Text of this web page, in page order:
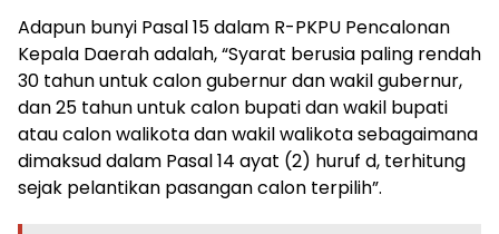
Adapun bunyi Pasal 15 dalam R-PKPU Pencalonan
Kepala Daerah adalah, “Syarat berusia paling rendah
30 tahun untuk calon gubernur dan wakil gubernur,
dan 25 tahun untuk calon bupati dan wakil bupati
atau calon walikota dan wakil walikota sebagaimana
dimaksud dalam Pasal 14 ayat (2) huruf d, terhitung
sejak pelantikan pasangan calon terpilih”.